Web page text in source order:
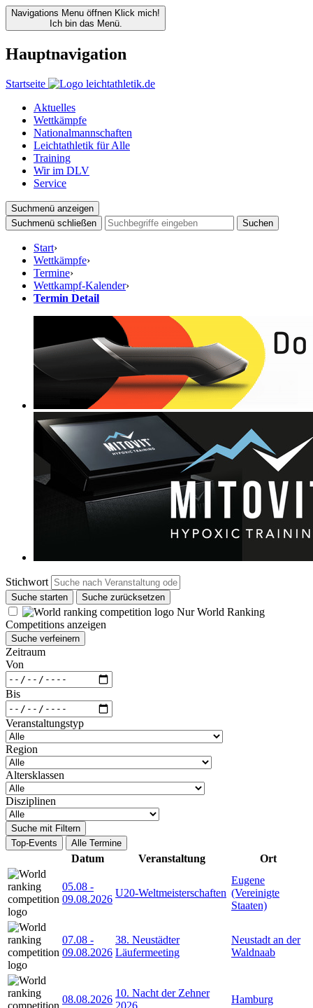
Navigations Menu öffnen Klick mich!
Ich bin das Menü.
Hauptnavigation
Startseite
Aktuelles
Wettkämpfe
Nationalmannschaften
Leichtathletik für Alle
Training
Wir im DLV
Service
Suchmenü anzeigen
Suchmenü schließen
Suchen
Start›
Wettkämpfe›
Termine›
Wettkampf-Kalender›
Termin Detail
Stichwort
Suche starten Suche zurücksetzen
Nur World Ranking
Competitions anzeigen
Suche verfeinern
Zeitraum
Von
Bis
Veranstaltungstyp
Region
Altersklassen
Disziplinen
Suche mit Filtern
Top-Events
Alle Termine
Datum Veranstaltung Ort
05.08 -
09.08.2026
U20-Weltmeisterschaften
Eugene
(Vereinigte
Staaten)
07.08 -
09.08.2026
38. Neustädter
Läufermeeting
Neustadt an der
Waldnaab
08.08.2026
10. Nacht der Zehner
2026
Hamburg